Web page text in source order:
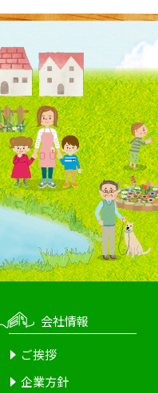
会社情報
ご挨拶
企業方針